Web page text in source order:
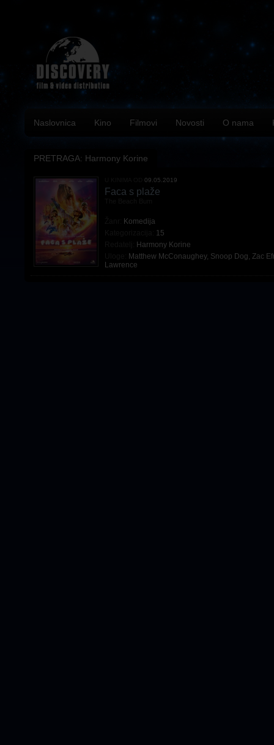
Naslovnica Kino Filmovi Novosti O nama
PRETRAGA: Harmony Korine
09.05.2019
Faca s plaže
Komedija
15
Harmony Korine
Matthew McConaughey, Snoop Dog, Zac
Lawrence